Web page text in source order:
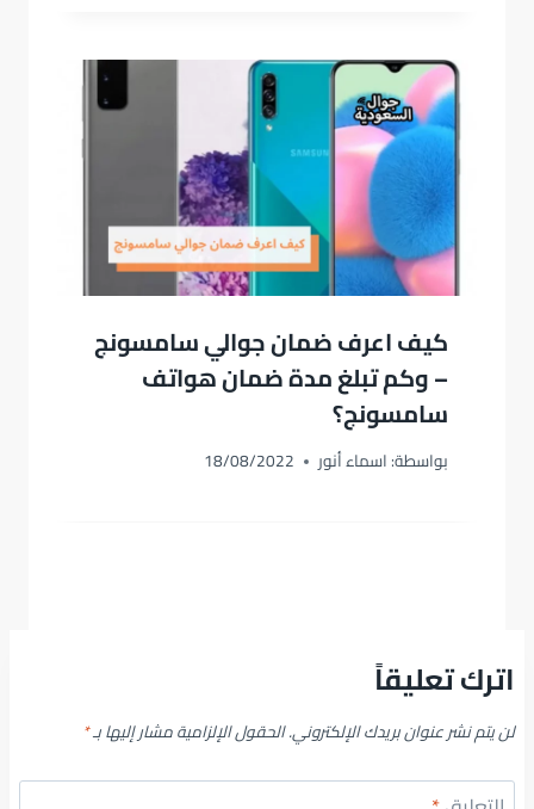
كيف اعرف ضمان جوالي سامسونج
– وكم تبلغ مدة ضمان هواتف
سامسونج؟
بواسطة:اسماء أنور 18/08/2022
اترك تعليقاً
لن يتم نشر عنوان بريدك الإلكتروني.الحقول الإلزامية مشار إليها بـ*